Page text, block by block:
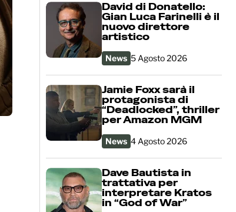
David di Donatello:
Gian Luca Farinelli è il
nuovo direttore
artistico
News 5 Agosto 2026
Jamie Foxx sarà il
protagonista di
“Deadlocked”, thriller
per Amazon MGM
News 4 Agosto 2026
Dave Bautista in
trattativa per
interpretare Kratos
in “God of War”